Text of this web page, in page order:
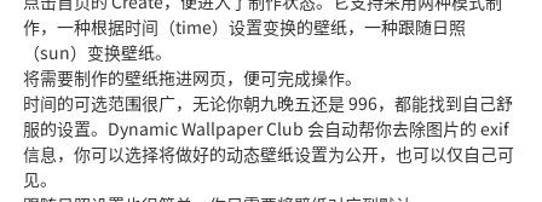
作，一种根据时间（time）设置变换的壁纸，一种跟随日照
（sun）变换壁纸。
将需要制作的壁纸拖进网页，便可完成操作。
时间的可选范围很广，无论你朝九晚五还是 996，都能找到自己舒
服的设置。Dynamic Wallpaper Club 会自动帮你去除图片的 exif
信息，你可以选择将做好的动态壁纸设置为公开，也可以仅自己可
见。